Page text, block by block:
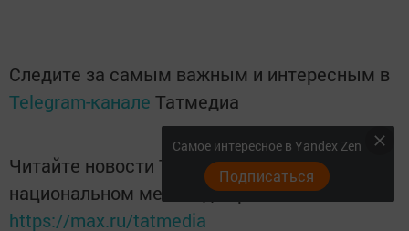
Следите за самым важным и интересным в
Telegram-канале Татмедиа
Читайте новости Татарстана в
национальном мессенджере MАХ:
https://max.ru/tatmedia
Самое интересное в Yandex Zen
Подписаться